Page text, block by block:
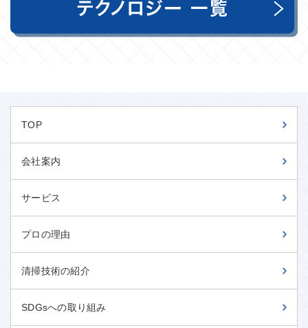
TOP
会社案内
サービス
プロの理由
清掃技術の紹介
SDGsへの取り組み